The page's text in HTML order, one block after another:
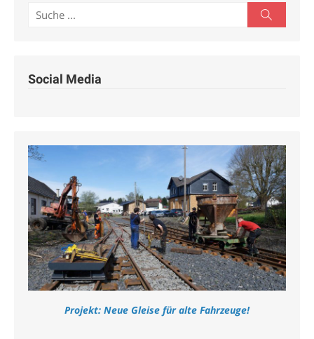
Search
Social Media
Projekt: Neue Gleise für alte Fahrzeuge!